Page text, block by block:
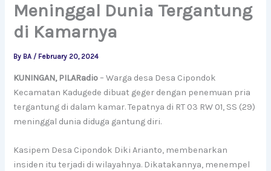
Meninggal Dunia Tergantung
di Kamarnya
By BA / February 20, 2024
KUNINGAN, PILARadio– Warga desa Desa Cipondok
Kecamatan Kadugede dibuat geger dengan penemuan pria
tergantung di dalam kamar. Tepatnya di RT 03 RW 01, SS (29)
meninggal dunia diduga gantung diri.
Kasipem Desa Cipondok Diki Arianto, membenarkan
insiden itu terjadi di wilayahnya. Dikatakannya, menempel